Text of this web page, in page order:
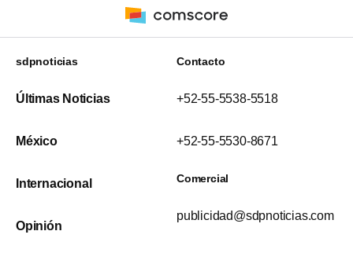
sdpnoticias
Últimas Noticias
México
Internacional
Opinión
Contacto
+52-55-5538-5518
+52-55-5530-8671
Comercial
publicidad@sdpnoticias.com